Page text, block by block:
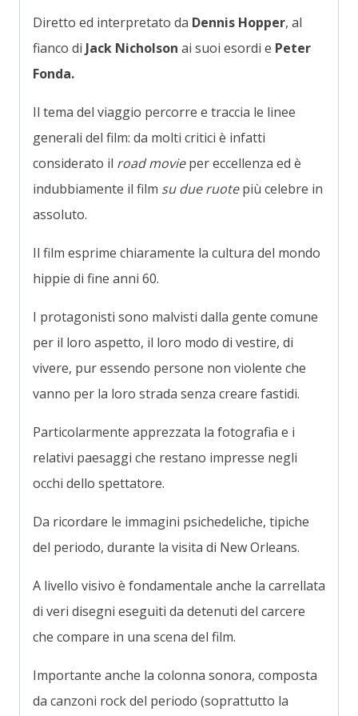
Diretto ed interpretato da Dennis Hopper, al
fianco di Jack Nicholson ai suoi esordi e Peter
Fonda.
Il tema del viaggio percorre e traccia le linee
generali del film: da molti critici è infatti
considerato il road movieper eccellenza ed è
indubbiamente il film su due ruotepiù celebre in
assoluto.
Il film esprime chiaramente la cultura del mondo
hippie di fine anni 60.
I protagonisti sono malvisti dalla gente comune
per il loro aspetto, il loro modo di vestire, di
vivere, pur essendo persone non violente che
vanno per la loro strada senza creare fastidi.
Particolarmente apprezzata la fotografia e i
relativi paesaggi che restano impresse negli
occhi dello spettatore.
Da ricordare le immagini psichedeliche, tipiche
del periodo, durante la visita di New Orleans.
A livello visivo è fondamentale anche la carrellata
di veri disegni eseguiti da detenuti del carcere
che compare in una scena del film.
Importante anche la colonna sonora, composta
da canzoni rock del periodo (soprattutto la